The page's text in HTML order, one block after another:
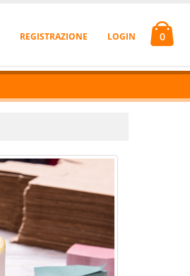
0
REGISTRAZIONE LOGIN